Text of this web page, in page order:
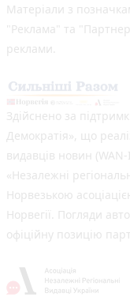
Матеріали з
"Реклама" та
реклами.
Здійснено за
Демократія», що
видавців новин
«Незалежні
Норвезькою
Норвегії. Погляди
офіційну позицію